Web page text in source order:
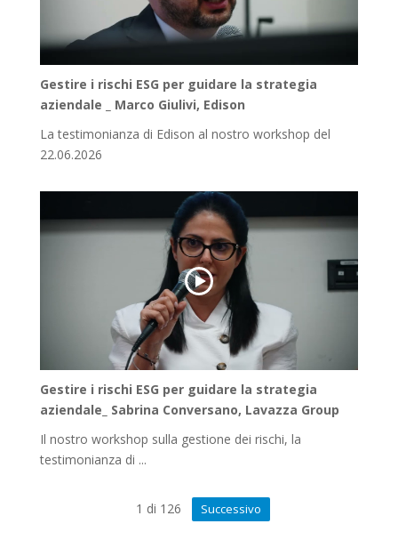
Gestire i rischi ESG per guidare la strategia
aziendale _ Marco Giulivi, Edison
La testimonianza di Edison al nostro workshop del
22.06.2026
Gestire i rischi ESG per guidare la strategia
aziendale_ Sabrina Conversano, Lavazza Group
Il nostro workshop sulla gestione dei rischi, la
testimonianza di ...
1 di 126 Successivo